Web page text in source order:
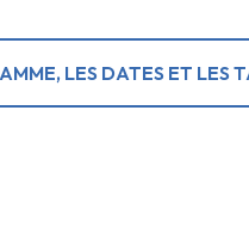
LES DATES ET LES